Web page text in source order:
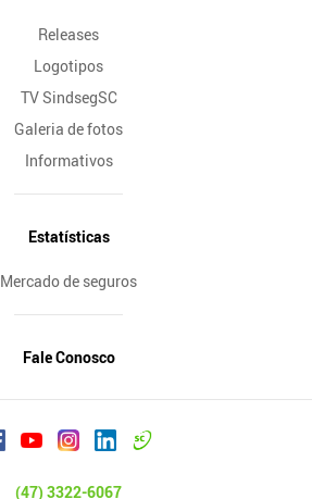
Releases
Logotipos
TV SindsegSC
Galeria de fotos
Informativos
Estatísticas
Mercado de seguros
Fale Conosco
(47) 3322-6067